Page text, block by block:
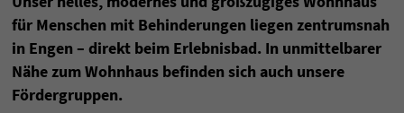
für Menschen mit Behinderungen liegen zentrums­nah
in Engen – direkt beim Erlebnis­bad. In unmittelbarer
Nähe zum Wohn­haus befinden sich auch unsere
Fördergruppen.